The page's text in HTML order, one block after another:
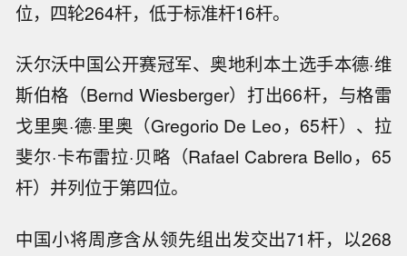
位，四轮264杆，低于标准杆16杆。
沃尔沃中国公开赛冠军、奥地利本土选手本德·维
斯伯格（Bernd Wiesberger）打出66杆，与格雷
戈里奥·德·里奥（Gregorio De Leo，65杆）、拉
斐尔·卡布雷拉·贝略（Rafael Cabrera Bello，65
杆）并列位于第四位。
中国小将周彦含从领先组出发交出71杆，以268